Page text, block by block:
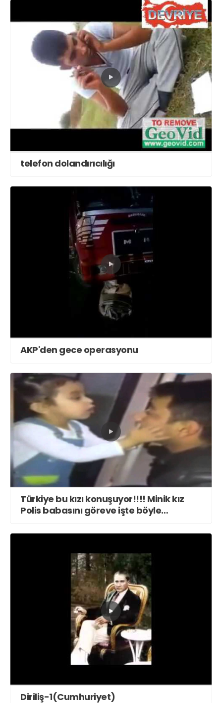
telefon dolandırıcılığı
AKP'den gece operasyonu
Türkiye bu kızı konuşuyor!!!! Minik kız
Polis babasını göreve işte böyle
Diriliş-1(Cumhuriyet)